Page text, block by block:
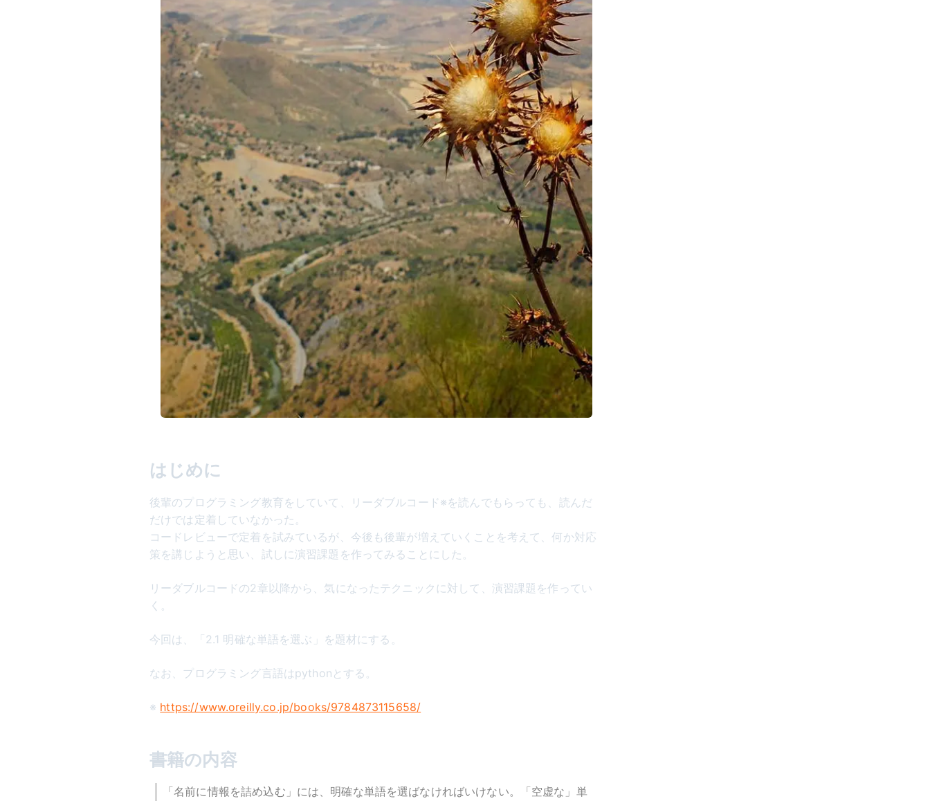
はじめに
後輩のプログラミング教育をしていて、リーダブルコード※を読んでもらっても、読んだ
だけでは定着していなかった。
コードレビューで定着を試みているが、今後も後輩が増えていくことを考えて、何か対応
策を講じようと思い、試しに演習課題を作ってみることにした。
リーダブルコードの2章以降から、気になったテクニックに対して、演習課題を作ってい
く。
今回は、「2.1 明確な単語を選ぶ」を題材にする。
なお、プログラミング言語はpythonとする。
※ https://www.oreilly.co.jp/books/9784873115658/
書籍の内容
「名前に情報を詰め込む」には、明確な単語を選ばなければいけない。「空虚な」単